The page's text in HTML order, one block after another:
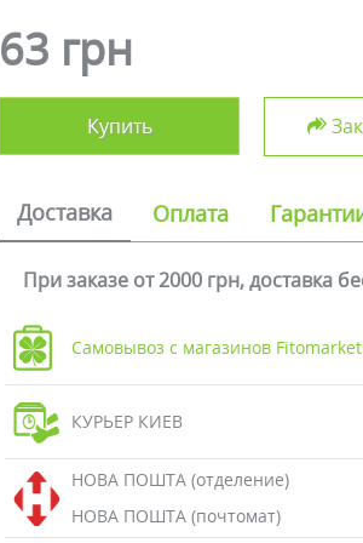
63 грн
Купить
Доставка Оплата
При заказе от 2000 грн, доставка
Самовывоз с магазинов Fitomarket
КУРЬЕР КИЕВ
НОВА ПОШТА (отделение)
НОВА ПОШТА (почтомат)